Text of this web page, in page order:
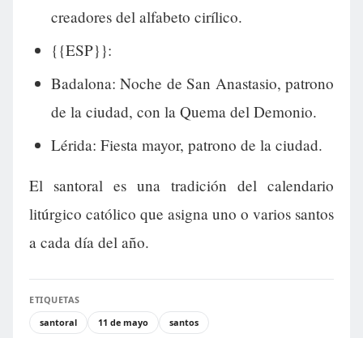
creadores del alfabeto cirílico.
{{ESP}}:
Badalona: Noche de San Anastasio, patrono
de la ciudad, con la Quema del Demonio.
Lérida: Fiesta mayor, patrono de la ciudad.
El santoral es una tradición del calendario
litúrgico católico que asigna uno o varios santos
a cada día del año.
ETIQUETAS
santoral
11 de mayo santos